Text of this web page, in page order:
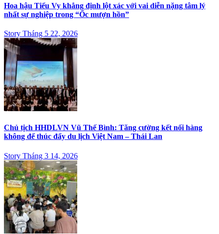
Hoa hậu Tiểu Vy khẳng định lột xác với vai diễn nặng tâm lý
nhất sự nghiệp trong “Ốc mượn hồn”
Story Tháng 5 22, 2026
Chủ tịch HHDLVN Vũ Thế Bình: Tăng cường kết nối hàng
không để thúc đẩy du lịch Việt Nam – Thái Lan
Story Tháng 3 14, 2026